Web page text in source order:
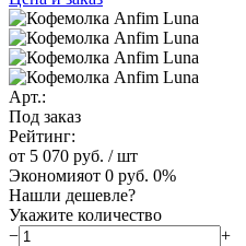
Арт.:
Под заказ
Рейтинг:
от 5 070 руб. / шт
Экономияот 0 руб. 0%
Нашли дешевле?
Укажите количество
−
+